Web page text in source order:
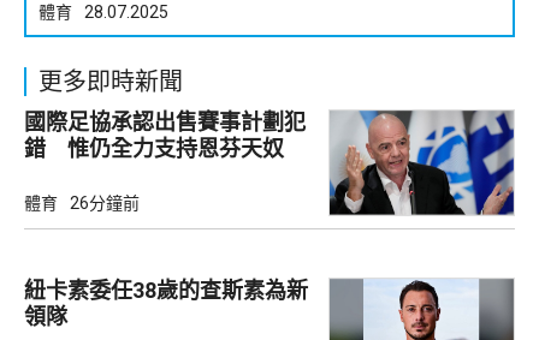
體育 28.07.2025
更多即時新聞
國際足協承認出售賽事計劃犯
錯 惟仍全力支持恩芬天奴
體育 26分鐘前
紐卡素委任38歲的查斯素為新
領隊